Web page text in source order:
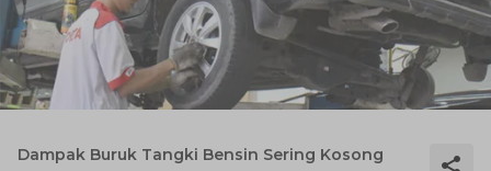
Dampak Buruk Tangki Bensin Sering Kosong